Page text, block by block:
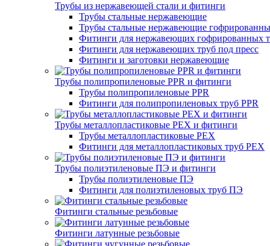
Трубы из нержавеющей стали и фитинги
Трубы стальные нержавеющие
Трубы стальные нержавеющие
Фитинги для нержавеющих гофрированных
Фитинги для нержавеющих труб под пресс
Фитинги и заготовки нержавеющие
Трубы полипропиленовые PPR и фитинги
Трубы полипропиленовые PPR
Фитинги для полипропиленовых труб PPR
Трубы металлопластиковые PEX и фитинги
Трубы металлопластиковые PEX
Фитинги для металлопластиковых труб PEX
Трубы полиэтиленовые ПЭ и фитинги
Трубы полиэтиленовые ПЭ
Фитинги для полиэтиленовых труб ПЭ
Фитинги стальные резьбовые
Фитинги латунные резьбовые